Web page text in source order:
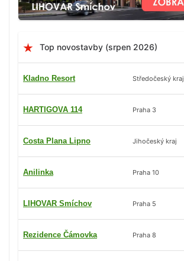
Top novostavby (srpen 2026)
Kladno Resort Středočeský kraj
HARTIGOVA 114 Praha 3
Costa Plana Lipno Jihočeský kraj
Anilinka Praha 10
LIHOVAR Smíchov Praha 5
Rezidence Čámovka Praha 8